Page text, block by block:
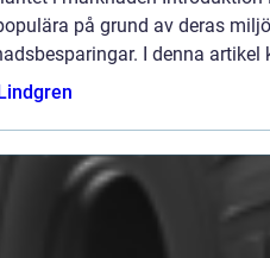
på grund av deras
I denna artikel